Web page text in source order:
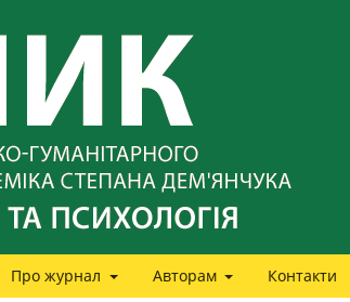
Про журнал Авторам Контакти